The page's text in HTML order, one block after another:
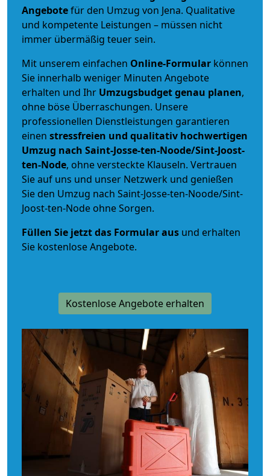
Angebotefür den Umzug von Jena. Qualitative
und kompetente Leistungen – müssen nicht
immer übermäßig teuer sein.
Mit unserem einfachen Online-Formular können
Sie innerhalb weniger Minuten Angebote
erhalten und Ihr Umzugsbudgetgenau planen,
ohne böse Überraschungen. Unsere
professionellen Dienstleistungen garantieren
einen stressfreien und qualitativ hochwertigen
Umzug nach Saint-Josse-ten-Noode/Sint-Joost-
ten-Node, ohne versteckte Klauseln. Vertrauen
Sie auf uns und unser Netzwerk und genießen
Sie den Umzug nach Saint-Josse-ten-Noode/Sint-
Joost-ten-Node ohne Sorgen.
Füllen Sie jetzt das Formular aus und erhalten
Sie kostenlose Angebote.
Kostenlose Angebote erhalten